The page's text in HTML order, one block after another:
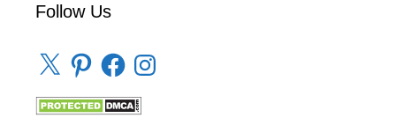
Follow Us
X PinterestFacebookInstagram